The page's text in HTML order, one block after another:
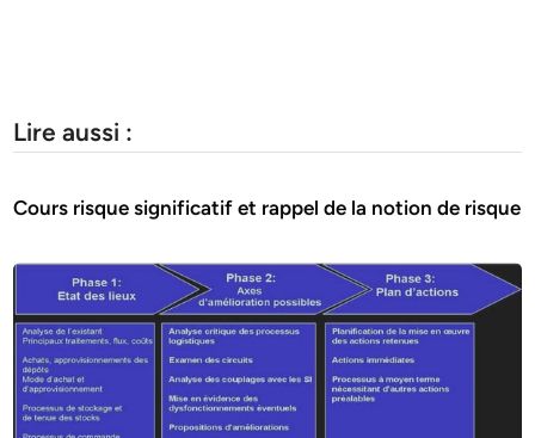
Lire aussi :
Cours risque significatif et rappel de la notion de risque